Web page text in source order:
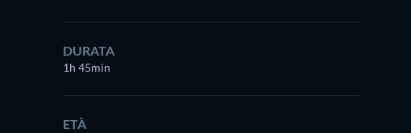
DURATA
1h 45min
ETÀ